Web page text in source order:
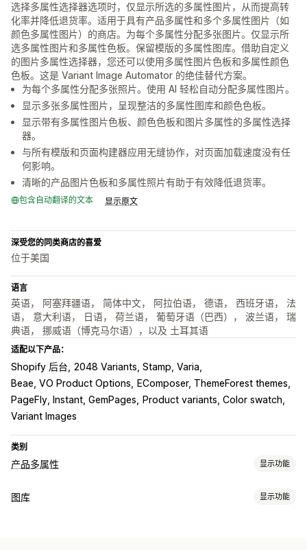
选择多属性选择器选项时，仅显示所选的多属性图片，从而提高转
化率并降低退货率。适用于具有产品多属性和多个多属性图片（如
颜色多属性图片）的商店。为每个多属性分配多张图片。仅显示所
选多属性图片和多属性色板。保留模版的多属性图库。借助自定义
的图片多属性选择器，您还可以使用多属性图片色板和多属性颜色
色板。这是 Variant Image Automator 的绝佳替代方案。
为每个多属性分配多张照片。使用 AI 轻松自动分配多属性图片。
显示多张多属性图片，呈现整洁的多属性图库和颜色色板。
显示带有多属性图片色板、颜色色板和图片多属性的多属性选择
器。
与所有模版和页面构建器应用无缝协作，对页面加载速度没有任
何影响。
清晰的产品图片色板和多属性照片有助于有效降低退货率。
包含自动翻译的文本 显示原文
深受您的同类商店的喜爱
位于美国
语言
英语， 阿塞拜疆语， 简体中文， 阿拉伯语， 德语， 西班牙语， 法
语， 意大利语， 日语， 荷兰语， 葡萄牙语（巴西）， 波兰语， 瑞
典语， 挪威语（博克马尔语），以及 土耳其语
适配以下产品：
Shopify 后台 2048 Variants, Stamp, Varia
Beae, VO Product Options
EComposer, ThemeForest themes
PageFly, Instant, GemPages
Product variants, Color swatch
Variant Images
类别
产品多属性 显示功能
自定义
图库 显示功能